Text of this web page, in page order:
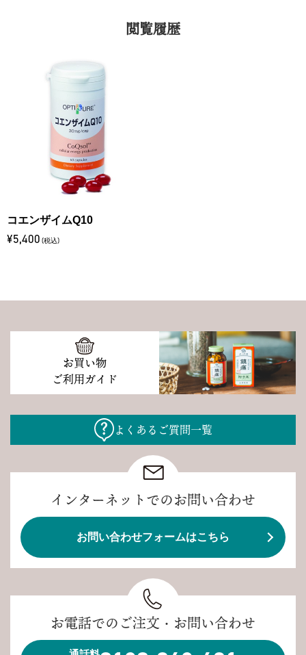
閲覧履歴
コエンザイムQ10
¥5,400 (税込)
お買い物
ご利用ガイド
よくあるご質問一覧
インターネットでのお問い合わせ
お問い合わせフォームはこちら
お電話でのご注文・お問い合わせ